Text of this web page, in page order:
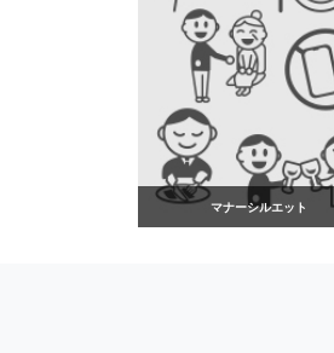
マナーシルエット